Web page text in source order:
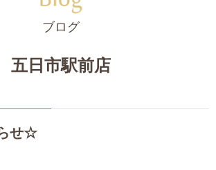
ブログ
五日市駅前店
せ☆